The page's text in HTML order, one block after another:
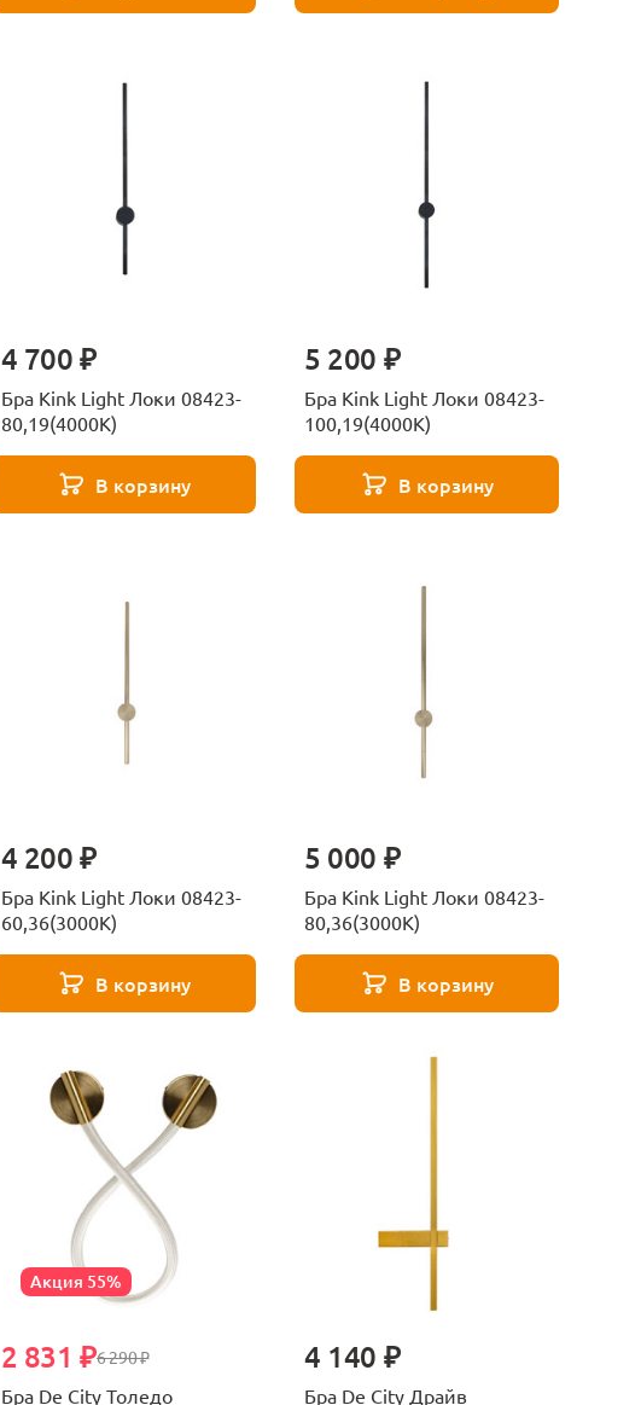
4 700 ₽
Бра Kink Light Локи 08423-
80,19(4000K)
В корзину
5 200 ₽
Бра Kink Light Локи 08423-
100,19(4000K)
В корзину
4 200 ₽
Бра Kink Light Локи 08423-
60,36(3000K)
В корзину
5 000 ₽
Бра Kink Light Локи 08423-
80,36(3000K)
В корзину
Акция 55%
6 290 ₽
2 831 ₽
Бра De City Толедо
4 140 ₽
Бра De City Драйв